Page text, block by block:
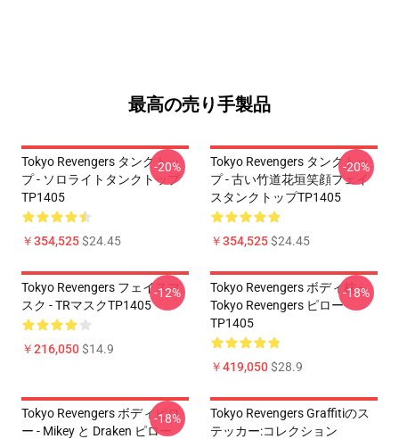
最高の売り手製品
Tokyo Revengers タンクトッ
プ - ソロライトタンクトップ
TP1405
￥354,525$24.45
-20%
Tokyo Revengers タンクトッ
プ - 古い竹道花垣笑顔フェイ
スタンクトップTP1405
￥354,525$24.45
-20%
Tokyo Revengers フェイスマ
スク - TRマスクTP1405
￥216,050$14.9
-12%
Tokyo Revengers ボディ枕 -
Tokyo Revengers ピロー
TP1405
￥419,050$28.9
-18%
Tokyo Revengers ボディピロ
ー - Mikey と Draken ピロー
-18%
Tokyo Revengers Graffitiのス
テッカー:コレクション